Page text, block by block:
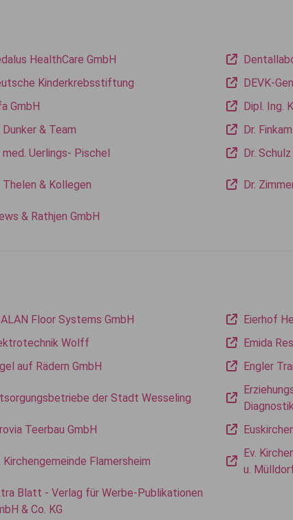
HealthCare GmbH
Kinderkrebsstiftung
DEVK-
GmbH
Dipl. Ing.
Dunker & Team
Dr. Finkam
med. Uerlings- Pischel
Dr.
Thelen & Kollegen Dr.
& Rathjen GmbH
Floor Systems GmbH
Eierhof
Wolff
Emida
auf Rädern GmbH Engler
der Stadt Wesseling
Teerbau GmbH
Kirchengemeinde Flamersheim
Ev.
u.
Blatt - Verlag für Werbe-Publikationen
& Co. KG